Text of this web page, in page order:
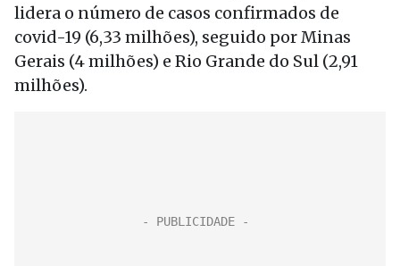
lidera o número de casos confirmados de
covid-19 (6,33 milhões), seguido por Minas
Gerais (4 milhões) e Rio Grande do Sul (2,91
milhões).